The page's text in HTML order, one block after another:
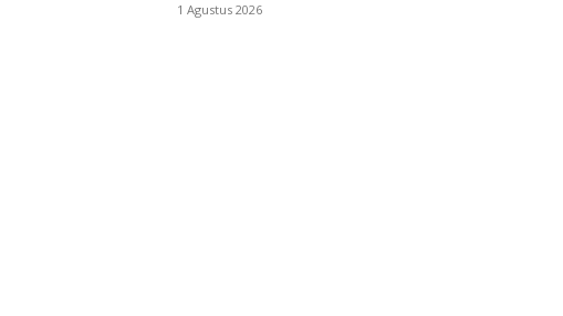
1 Agustus 2026